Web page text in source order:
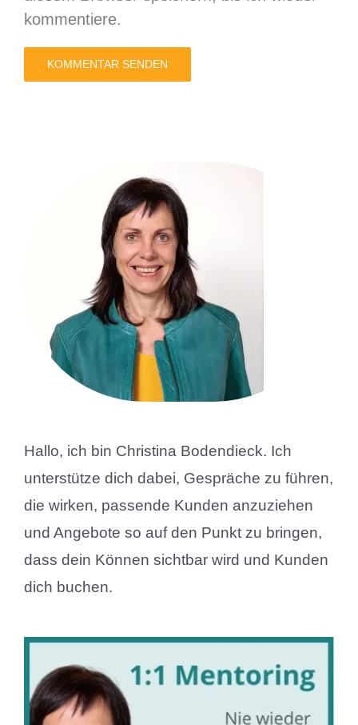
kommentiere.
Hallo, ich bin Christina Bodendieck. Ich
unterstütze dich dabei, Gespräche zu führen,
die wirken, passende Kunden anzuziehen
und Angebote so auf den Punkt zu bringen,
dass dein Können sichtbar wird und Kunden
dich buchen.